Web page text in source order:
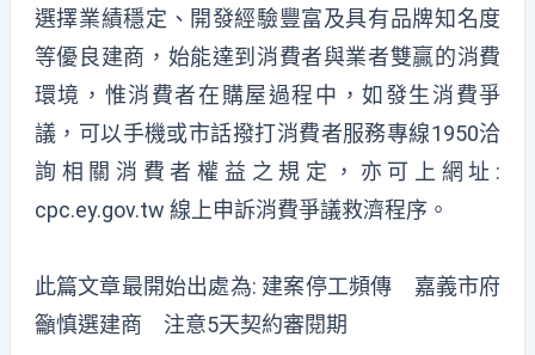
選擇業績穩定、開發經驗豐富及具有品牌知名度
等優良建商，始能達到消費者與業者雙贏的消費
環境，惟消費者在購屋過程中，如發生消費爭
議，可以手機或市話撥打消費者服務專線1950洽
詢相關消費者權益之規定，亦可上網址:
cpc.ey.gov.tw 線上申訴消費爭議救濟程序。
此篇文章最開始出處為: 建案停工頻傳 嘉義市府
籲慎選建商 注意5天契約審閱期